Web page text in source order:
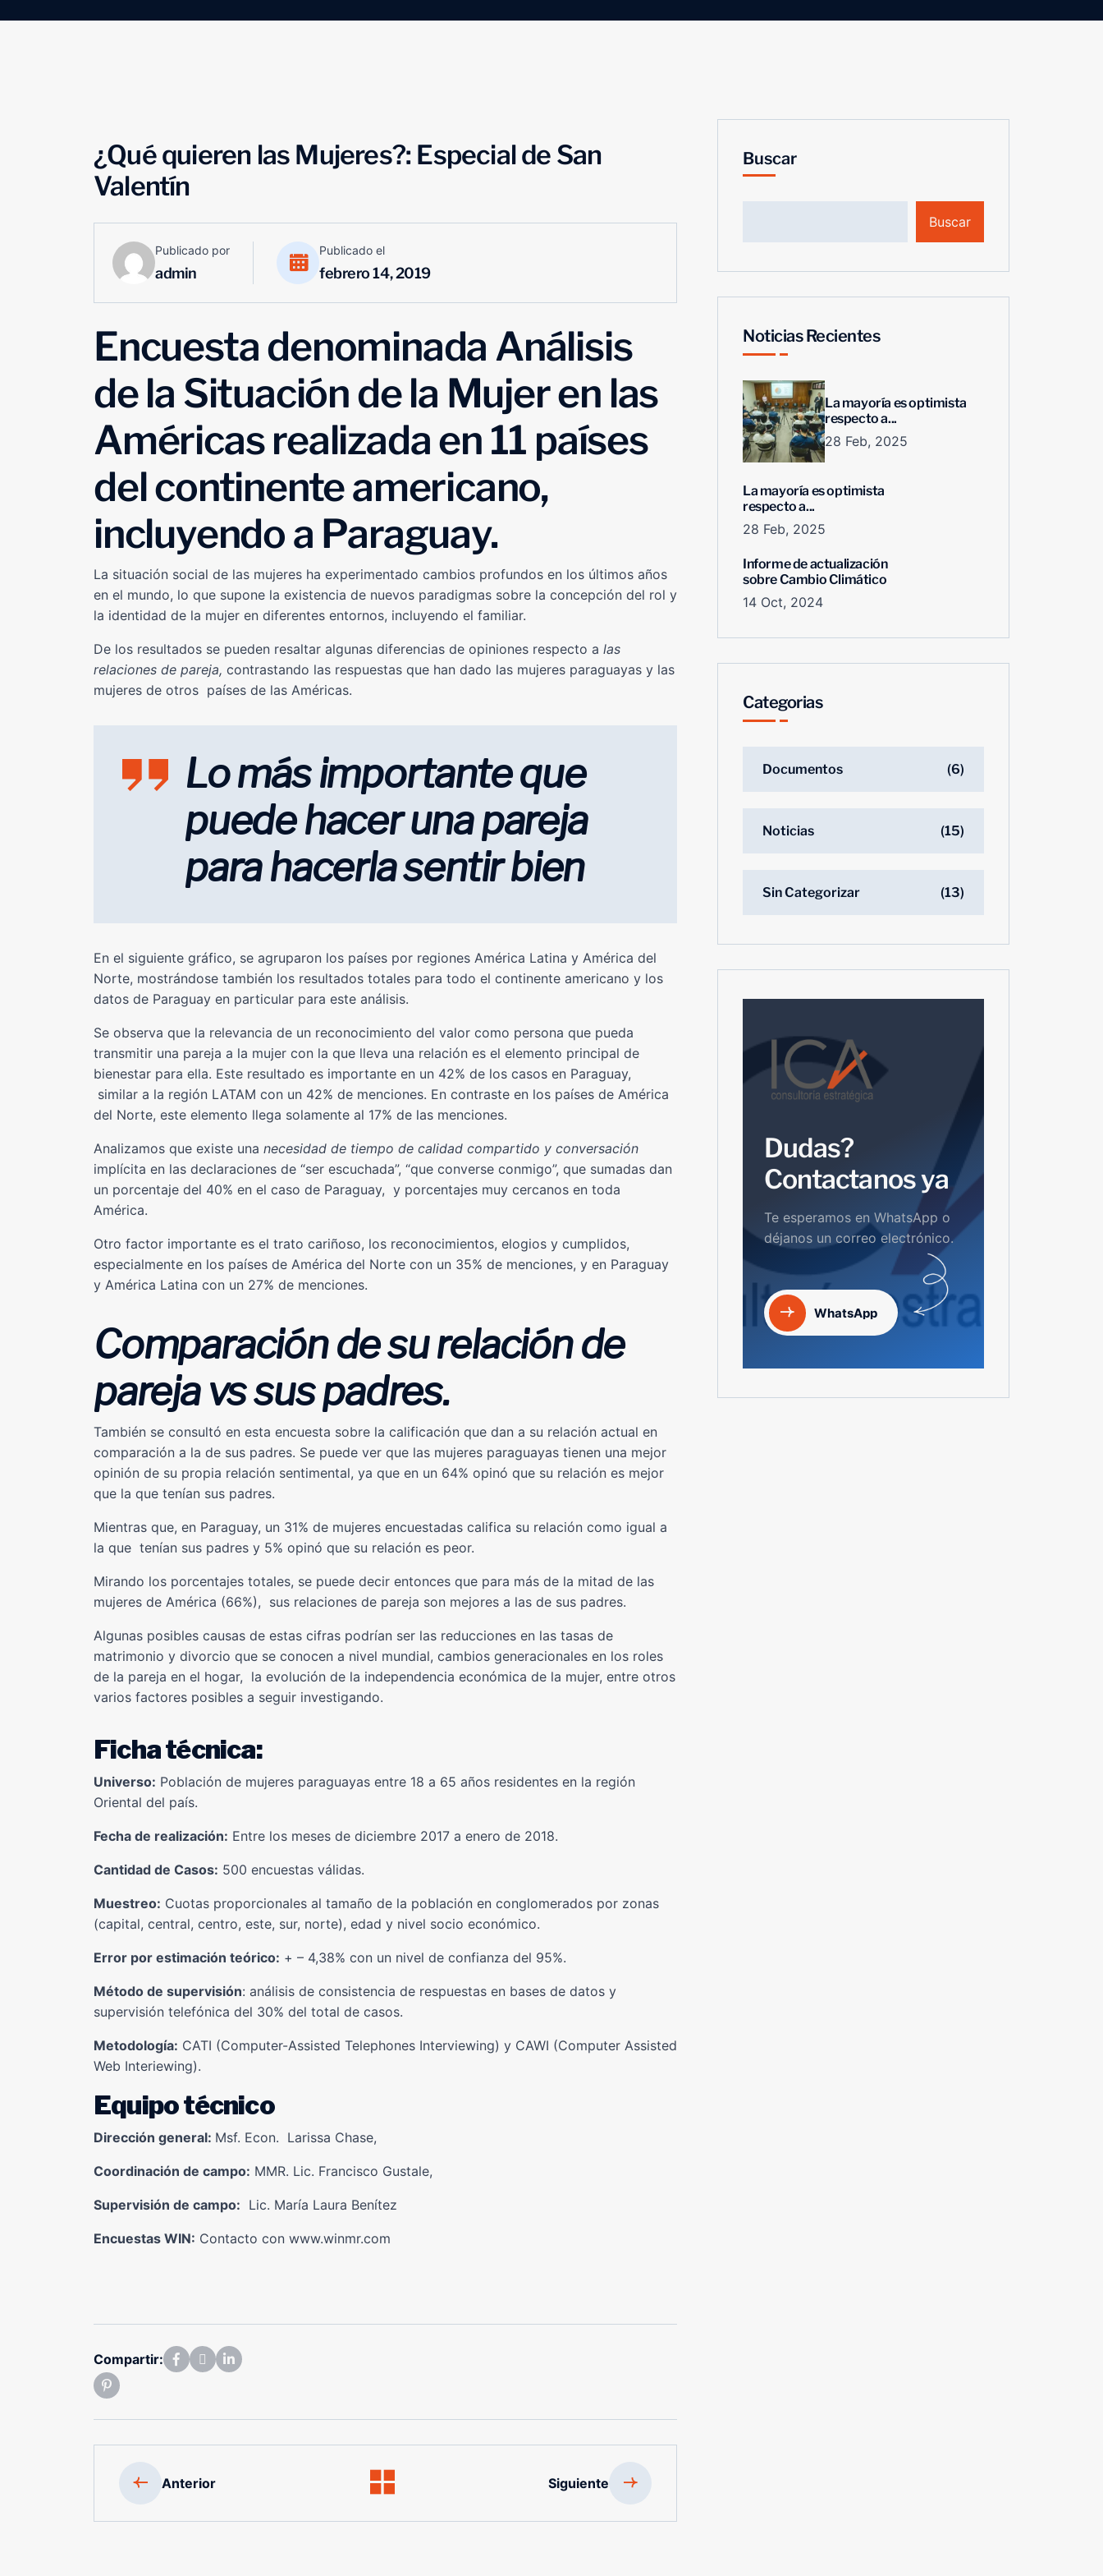
¿Qué quieren las Mujeres?: Especial de San
Valentín
Publicado por
admin
Publicado el
febrero 14, 2019
Encuesta denominada Análisis
de la Situación de la Mujer en las
Américas realizada en 11 países
del continente americano,
incluyendo a Paraguay.
La situación social de las mujeres ha experimentado cambios profundos en los últimos años
en el mundo, lo que supone la existencia de nuevos paradigmas sobre la concepción del rol y
la identidad de la mujer en diferentes entornos, incluyendo el familiar.
De los resultados se pueden resaltar algunas diferencias de opiniones respecto a las
relaciones de pareja, contrastando las respuestas que han dado las mujeres paraguayas y las
mujeres de otros países de las Américas.
Lo más importante que
puede hacer una pareja
para hacerla sentir bien
En el siguiente gráfico, se agruparon los países por regiones América Latina y América del
Norte, mostrándose también los resultados totales para todo el continente americano y los
datos de Paraguay en particular para este análisis.
Se observa que la relevancia de un reconocimiento del valor como persona que pueda
transmitir una pareja a la mujer con la que lleva una relación es el elemento principal de
bienestar para ella. Este resultado es importante en un 42% de los casos en Paraguay,
similar a la región LATAM con un 42% de menciones. En contraste en los países de América
del Norte, este elemento llega solamente al 17% de las menciones.
Analizamos que existe una necesidad de tiempo de calidad compartido y conversación
implícita en las declaraciones de “ser escuchada”, “que converse conmigo”, que sumadas dan
un porcentaje del 40% en el caso de Paraguay, y porcentajes muy cercanos en toda
América.
Otro factor importante es el trato cariñoso, los reconocimientos, elogios y cumplidos,
especialmente en los países de América del Norte con un 35% de menciones, y en Paraguay
y América Latina con un 27% de menciones.
Comparación de su relación de
pareja vs sus padres.
También se consultó en esta encuesta sobre la calificación que dan a su relación actual en
comparación a la de sus padres. Se puede ver que las mujeres paraguayas tienen una mejor
opinión de su propia relación sentimental, ya que en un 64% opinó que su relación es mejor
que la que tenían sus padres.
Mientras que, en Paraguay, un 31% de mujeres encuestadas califica su relación como igual a
la que tenían sus padres y 5% opinó que su relación es peor.
Mirando los porcentajes totales, se puede decir entonces que para más de la mitad de las
mujeres de América (66%), sus relaciones de pareja son mejores a las de sus padres.
Algunas posibles causas de estas cifras podrían ser las reducciones en las tasas de
matrimonio y divorcio que se conocen a nivel mundial, cambios generacionales en los roles
de la pareja en el hogar, la evolución de la independencia económica de la mujer, entre otros
varios factores posibles a seguir investigando.
Ficha técnica:
Universo: Población de mujeres paraguayas entre 18 a 65 años residentes en la región
Oriental del país.
Fecha de realización: Entre los meses de diciembre 2017 a enero de 2018.
Cantidad de Casos: 500 encuestas válidas.
Muestreo: Cuotas proporcionales al tamaño de la población en conglomerados por zonas
(capital, central, centro, este, sur, norte), edad y nivel socio económico.
Error por estimación teórico: + – 4,38% con un nivel de confianza del 95%.
Método de supervisión: análisis de consistencia de respuestas en bases de datos y
supervisión telefónica del 30% del total de casos.
Metodología: CATI (Computer-Assisted Telephones Interviewing) y CAWI (Computer Assisted
Web Interiewing).
Equipo técnico
Dirección general: Msf. Econ. Larissa Chase,
Coordinación de campo: MMR. Lic. Francisco Gustale,
Supervisión de campo: Lic. María Laura Benítez
Encuestas WIN: Contacto con www.winmr.com
Compartir:
Anterior Siguiente
Buscar
Buscar
Noticias Recientes
La mayoría es optimista
respecto a...
28 Feb, 2025
La mayoría es optimista
respecto a...
28 Feb, 2025
Informe de actualización
sobre Cambio Climático
14 Oct, 2024
Categorias
Documentos (6)
Noticias (15)
Sin Categorizar (13)
Dudas?
Contactanos ya
Te esperamos en WhatsApp o
déjanos un correo electrónico.
WhatsApp